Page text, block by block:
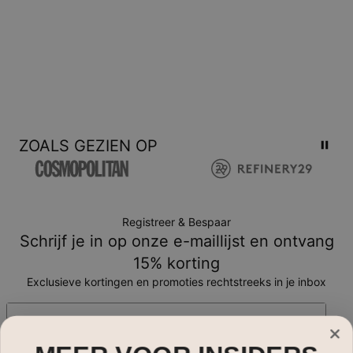
ZOALS GEZIEN OP
Registreer & Bespaar
Schrijf je in op onze e-maillijst en ontvang
15% korting
Exclusieve kortingen en promoties rechtstreeks in je inbox
E-mail*